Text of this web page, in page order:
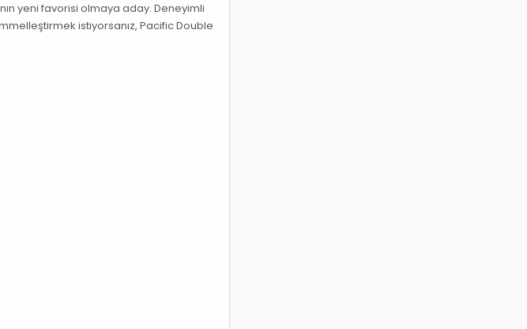
yeni favorisi olmaya aday. Deneyimli
istiyorsanız, Pacific Double